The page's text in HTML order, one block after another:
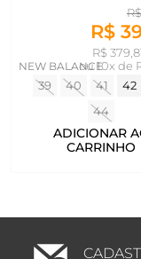
R$
R$
ou10x de
NEW BALANCE
39
40 41 42
44
ADICIONAR
CARRINHO